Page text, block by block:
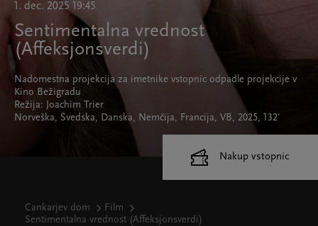
1. dec. 2025 19:45
Sentimentalna vrednost
(Affeksjonsverdi)
Nadomestna projekcija za imetnike vstopnic odpadle projekcije v
Kino Bežigradu
Režija: Joachim Trier
Norveška, Švedska, Danska, Nemčija, Francija, VB, 2025, 132'
Cankarjev dom
Film
Sentimentalna vrednost (Affeksjonsverdi)
Nakup vstopnic